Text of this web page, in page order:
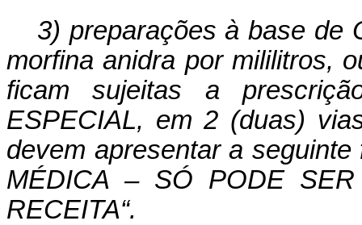
3) preparações à base de
morfina anidra por mililitros,
ficam sujeitas a
ESPECIAL, em 2 (duas)
devem apresentar a
MÉDICA – SÓ PODE
RECEITA“.